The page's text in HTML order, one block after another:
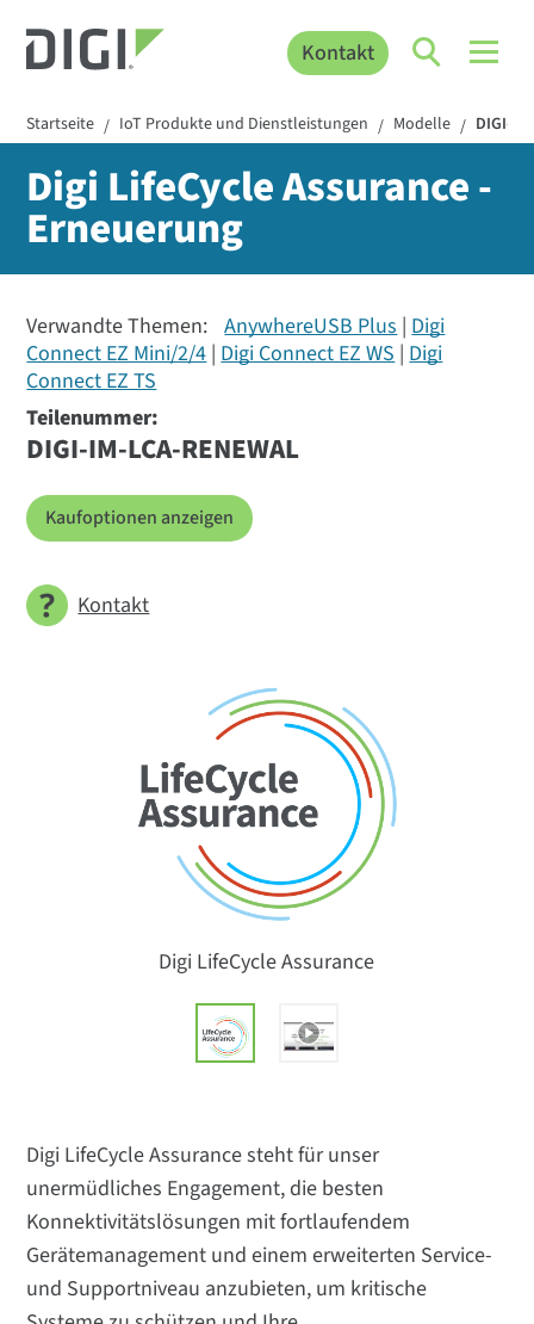
Kontakt
Startseite / IoT Produkte und Dienstleistungen / Modelle / DIGI-
Digi LifeCycle Assurance -
Erneuerung
Verwandte Themen: AnywhereUSB Plus Digi
Connect EZ Mini/2/4 Digi Connect EZ WS Digi
Connect EZ TS
Digi LifeCycle Assurance
Teilenummer:
DIGI-IM-LCA-RENEWAL
Kaufoptionen anzeigen
Kontakt
Digi LifeCycle Assurance steht für unser
unermüdliches Engagement, die besten
Konnektivitätslösungen mit fortlaufendem
Gerätemanagement und einem erweiterten Service-
und Supportniveau anzubieten, um kritische